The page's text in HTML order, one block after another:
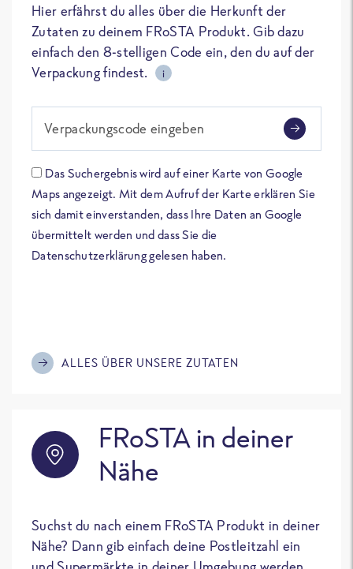
Hier erfährst du alles über die Herkunft der
Zutaten zu deinem FRoSTA Produkt. Gib dazu
einfach den 8-stelligen Code ein, den du auf der
Verpackung findest.
i
Verpackungscode eingeben
Das Suchergebnis wird auf einer Karte von Google
Maps angezeigt. Mit dem Aufruf der Karte erklären Sie
sich damit einverstanden, dass Ihre Daten an Google
übermittelt werden und dass Sie die
Datenschutzerklärung gelesen haben.
ALLES ÜBER UNSERE ZUTATEN
FRoSTA in deiner
Nähe
Suchst du nach einem FRoSTA Produkt in deiner
Nähe? Dann gib einfach deine Postleitzahl ein